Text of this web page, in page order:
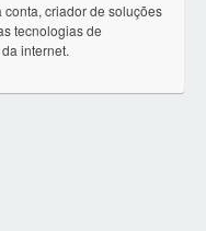
criador de soluções
tecnologias de
internet.